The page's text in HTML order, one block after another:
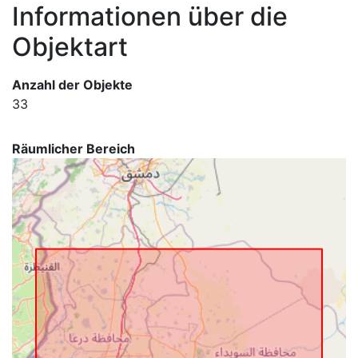
Informationen über die
Objektart
Anzahl der Objekte
33
Räumlicher Bereich